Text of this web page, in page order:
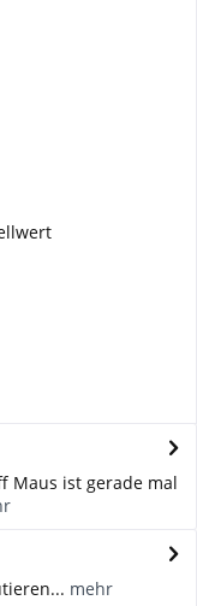
Maus ist gerade mal
mehr